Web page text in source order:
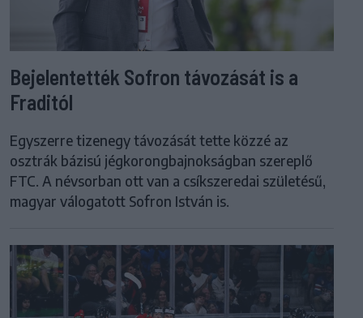
Bejelentették Sofron távozását is a
Fraditól
Egyszerre tizenegy távozását tette közzé az
osztrák bázisú jégkorongbajnokságban szereplő
FTC. A névsorban ott van a csíkszeredai születésű,
magyar válogatott Sofron István is.